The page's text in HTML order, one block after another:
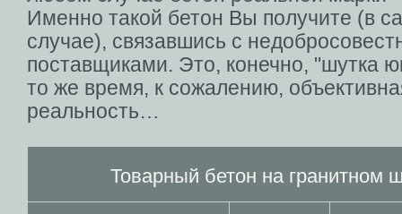
Именно такой бетон Вы получите (в
случае), связавшись с
поставщиками. Это, конечно, "шутка
то же время, к сожалению,
реальность…
Товарный бетон на гранитном